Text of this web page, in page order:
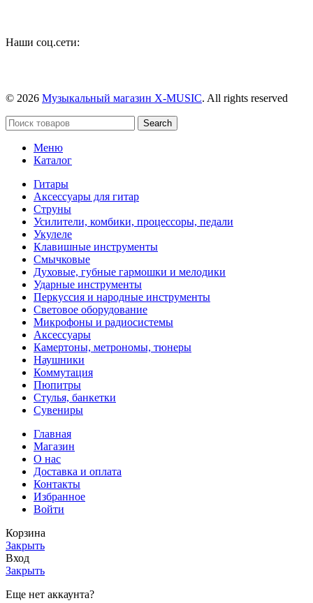
Наши соц.сети:
© 2026 Музыкальный магазин X-MUSIC. All rights reserved
Search
Меню
Каталог
Гитары
Аксессуары для гитар
Струны
Усилители, комбики, процессоры, педали
Укулеле
Клавишные инструменты
Смычковые
Духовые, губные гармошки и мелодики
Ударные инструменты
Перкуссия и народные инструменты
Световое оборудование
Микрофоны и радиосистемы
Аксессуары
Камертоны, метрономы, тюнеры
Наушники
Коммутация
Пюпитры
Стулья, банкетки
Сувениры
Главная
Магазин
О нас
Доставка и оплата
Контакты
Избранное
Войти
Корзина
Закрыть
Вход
Закрыть
Еще нет аккаунта?